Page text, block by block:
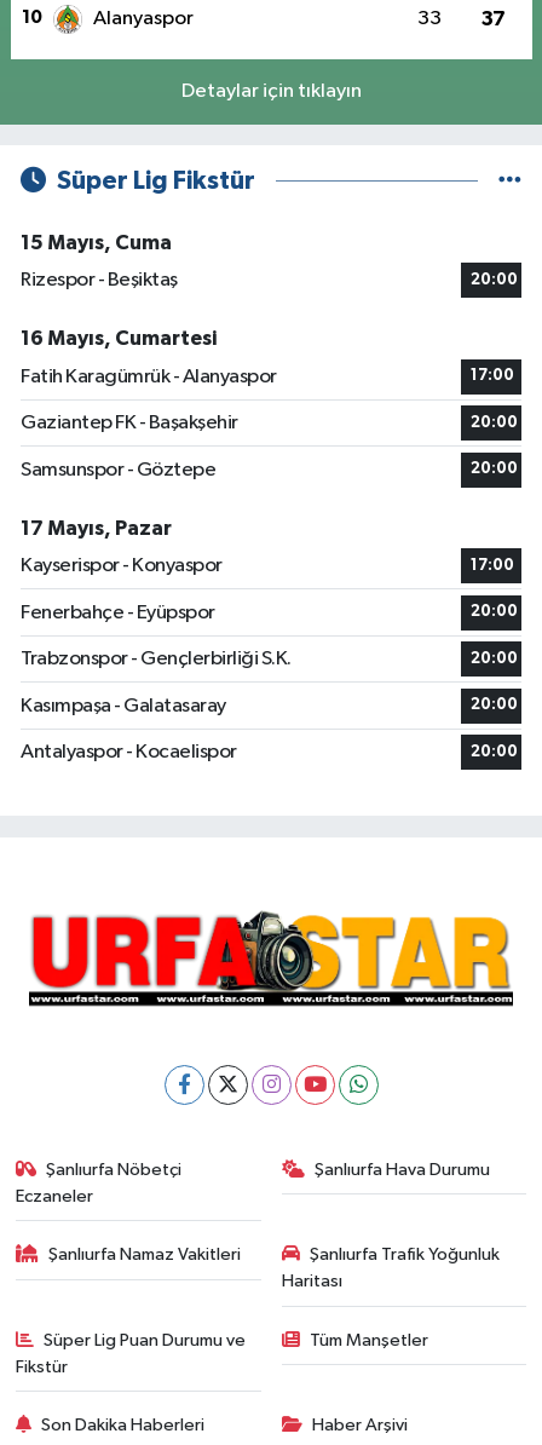
10 Alanyaspor 33 37
Detaylar için tıklayın
Süper Lig Fikstür
15 Mayıs, Cuma
Rizespor - Beşiktaş
20:00
16 Mayıs, Cumartesi
Fatih Karagümrük - Alanyaspor
17:00
Gaziantep FK - Başakşehir 20:00
Samsunspor - Göztepe 20:00
17 Mayıs, Pazar
Kayserispor - Konyaspor
17:00
Fenerbahçe - Eyüpspor 20:00
Trabzonspor - Gençlerbirliği S.K. 20:00
Kasımpaşa - Galatasaray 20:00
Antalyaspor - Kocaelispor 20:00
Şanlıurfa Nöbetçi
Eczaneler
Şanlıurfa Hava Durumu
Şanlıurfa Namaz Vakitleri
Şanlıurfa Trafik Yoğunluk
Haritası
Süper Lig Puan Durumu ve
Fikstür
Tüm Manşetler
Son Dakika Haberleri Haber Arşivi